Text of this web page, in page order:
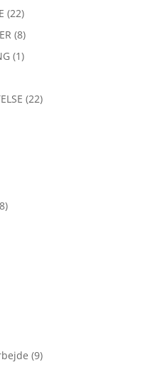
(22)
(8)
(1)
(22)
(9)